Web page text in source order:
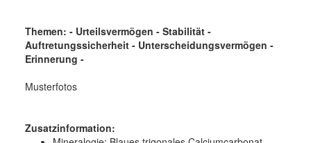
Themen: - Urteilsvermögen - Stabilität -
Auftretungssicherheit - Unterscheidungsvermögen -
Erinnerung -
Musterfotos
Zusatzinformation: